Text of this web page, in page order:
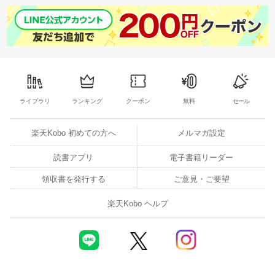
ライブラリ ランキング クーポン 無料 セール
楽天Kobo 初めての方へ メルマガ設定
読書アプリ 電子書籍リーダー
領収書を発行する ご意見・ご要望
楽天Kobo ヘルプ